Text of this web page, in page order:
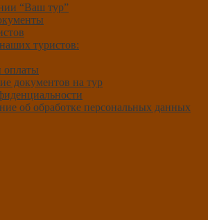
“Ваш тур”
туристов:
оплаты
документов на тур
об обработке персональных данных